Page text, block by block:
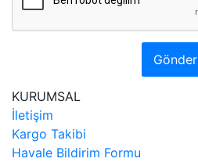
Gönder
KURUMSAL
İletişim
Kargo Takibi
Havale Bildirim Formu